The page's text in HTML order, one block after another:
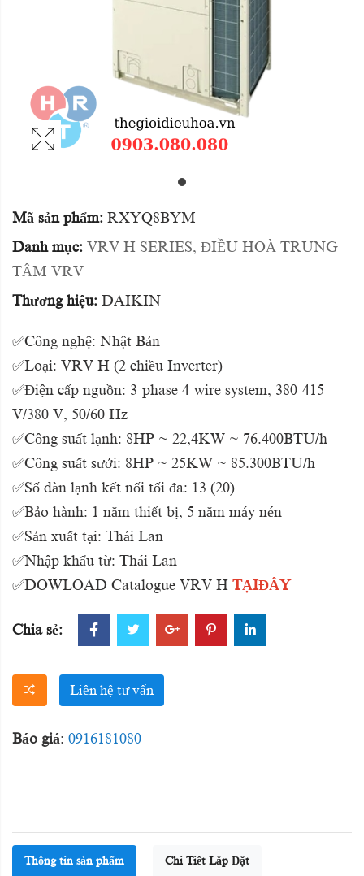
Mã sản phẩm: RXYQ8BYM
Danh mục: VRV H SERIES, ĐIỀU HOÀ TRUNG
TÂM VRV
Thương hiệu: DAIKIN
✅Công nghệ: Nhật Bản
✅Loại: VRV H (2 chiều Inverter)
✅Điện cấp nguồn: 3-phase 4-wire system, 380-415
V/380 V, 50/60 Hz
✅Công suất lạnh: 8HP ~ 22,4KW ~ 76.400BTU/h
✅Công suất sưởi: 8HP ~ 25KW ~ 85.300BTU/h
✅Số dàn lạnh kết nối tối đa: 13 (20)
✅Bảo hành: 1 năm thiết bị, 5 năm máy nén
✅Sản xuất tại: Thái Lan
✅Nhập khẩu từ: Thái Lan
✅DOWLOAD Catalogue VRV H TẠIĐÂY
Chia sẻ:
Liên hệ tư vấn
Báo giá: 0916181080
Thông tin sản phẩm Chi Tiết Lắp Đặt